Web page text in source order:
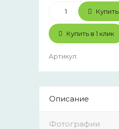
Купить
Купить в 1 клик
Артикул:
Описание
Фотографии